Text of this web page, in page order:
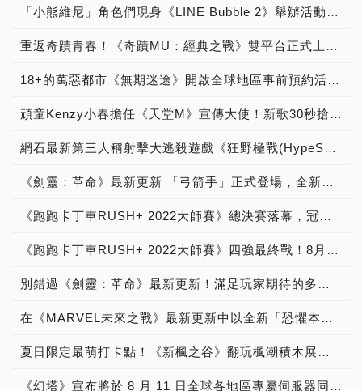
「小熊維尼」角色們現身《LINE Bubble 2》舉辦活動囉，「維尼」、「小豬」、「跳跳虎」、「屹耳」、「瑞比」和「小荳」等知名角色們都將在遊戲中登場！
重返奇蹟青春！《奇蹟MU：經典之戰》雙平台正式上市！
18+的萬惡都市《無期迷途》開啟全球地區事前預約活動，同步釋出首支概念PV
頑童Kenzy小春擔任《天堂M》宣傳大使！新歌30秒搶先聽 自稱當最跩槍手，創作新歌不到24小時 Kenzy小春笑說：男人不要怕快，不被外界看好又怎樣？Kenzy小春新歌另類自白： 別怪我囂張
網石最新第三人稱射擊大逃殺遊戲《狂野極戰(HypeSquad)》今日開啟第2次非公開測試
《劍靈：革命》最新更新 「弓箭手」正式登場，全新職業、遊戲內容與各式活動正等待著玩家！
《跑跑卡丁車RUSH+ 2022大師賽》總決賽落幕，冠軍榮耀由【Ruthless】奪下！贏得20萬元獎金
《跑跑卡丁車RUSH+ 2022大師賽》四強最終戰！8月20日（六）總決賽熱血狂飆
別錯過《劍靈：革命》最新更新！滿足玩家期待的多項嶄新內容即將推出
在《MARVEL未來之戰》最新更新中以全新「恐懼本身」制服與世界頭目證明你是值得的
夏日限定最萌打卡點！《新楓之谷》翻玩楓潮積木展前進高雄SKM Park Outlets 《新楓之谷》楓潮代言人！原子少年「天王星」8/15粉絲見面會 即日起8/5 18:00開放網路報名！
《幻塔》宣布將於 8 月 11 日全球各地區專屬伺服器同步跨平台上市，超狂好康！玩遊戲贊助電費 療癒系歌手鄧福如漫博美聲獻唱